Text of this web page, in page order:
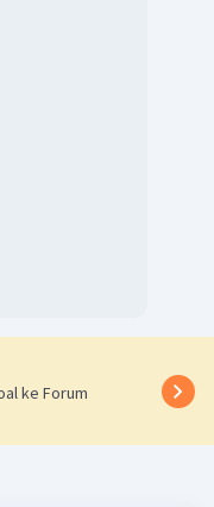
ke Forum